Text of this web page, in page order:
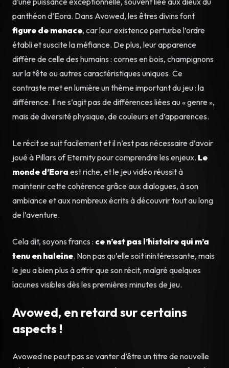
panthéon d’Eora. Dans Avowed, les êtres divins font
figure de menace, car leur existence perturbe l’ordre
établi et suscite la méfiance. De plus, leur apparence
diffère de celle des humains : cornes en bois, champignons
sur la tête ou autres caractéristiques uniques. Ce
contraste met en lumière un thème important du jeu : la
différence. Il ne s’agit pas de différences liées au « genre »,
mais de diversité physique, de couleurs et d’apparences.
Le récit se suit facilement et il n’est pas nécessaire d’avoir
joué à Pillars of Eternity pour comprendre les enjeux. Le
monde d’Eora est riche, et le jeu vidéo réussit à
maintenir cette cohérence grâce aux dialogues, à son
ambiance et aux nombreux écrits à découvrir tout au long
de l’aventure.
Cela dit, soyons francs : ce n’est pas l’histoire qui m’a
tenu en haleine. Non pas qu’elle soit inintéressante, mais
le jeu a bien plus à offrir que son récit, malgré quelques
lacunes visibles dès les premières minutes de jeu.
Avowed, en retard sur certains
aspects !
Avowed ne peut pas se vanter d’être un titre de nouvelle